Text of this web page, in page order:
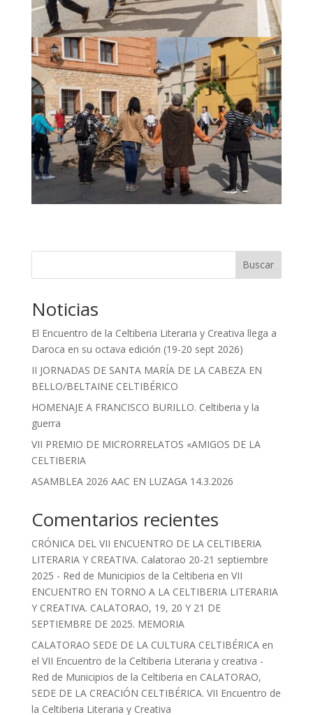
Buscar
Noticias
El Encuentro de la Celtiberia Literaria y Creativa llega a
Daroca en su octava edición (19-20 sept 2026)
II JORNADAS DE SANTA MARÍA DE LA CABEZA EN
BELLO/BELTAINE CELTIBÉRICO
HOMENAJE A FRANCISCO BURILLO. Celtiberia y la
guerra
VII PREMIO DE MICRORRELATOS «AMIGOS DE LA
CELTIBERIA
ASAMBLEA 2026 AAC EN LUZAGA 14.3.2026
Comentarios recientes
CRÓNICA DEL VII ENCUENTRO DE LA CELTIBERIA
LITERARIA Y CREATIVA. Calatorao 20-21 septiembre
2025 - Red de Municipios de la Celtiberia en VII
ENCUENTRO EN TORNO A LA CELTIBERIA LITERARIA
Y CREATIVA. CALATORAO, 19, 20 Y 21 DE
SEPTIEMBRE DE 2025. MEMORIA
CALATORAO SEDE DE LA CULTURA CELTIBÉRICA en
el VII Encuentro de la Celtiberia Literaria y creativa -
Red de Municipios de la Celtiberia en CALATORAO,
SEDE DE LA CREACIÓN CELTIBÉRICA. VII Encuentro de
la Celtiberia Literaria y Creativa